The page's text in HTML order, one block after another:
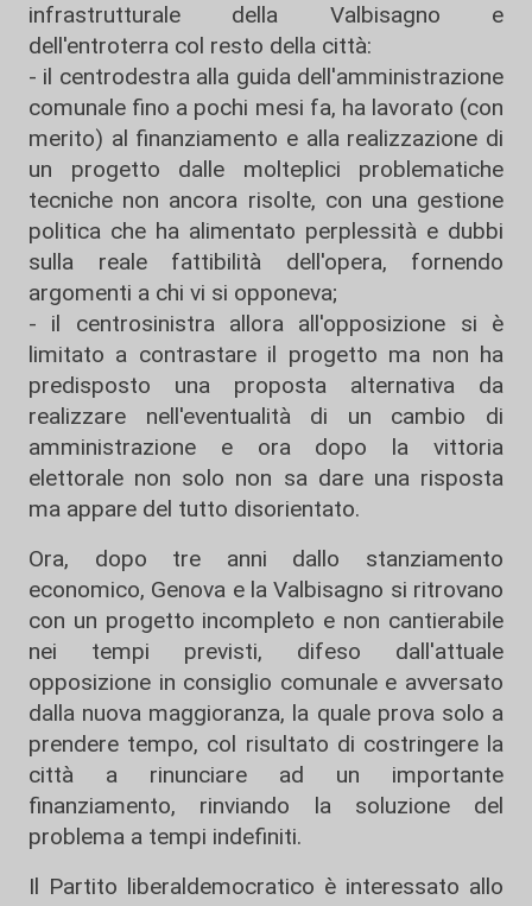
infrastrutturale della Valbisagno e
dell'entroterra col resto della città:
- il centrodestra alla guida dell'amministrazione
comunale fino a pochi mesi fa, ha lavorato (con
merito) al finanziamento e alla realizzazione di
un progetto dalle molteplici problematiche
tecniche non ancora risolte, con una gestione
politica che ha alimentato perplessità e dubbi
sulla reale fattibilità dell'opera, fornendo
argomenti a chi vi si opponeva;
- il centrosinistra allora all'opposizione si è
limitato a contrastare il progetto ma non ha
predisposto una proposta alternativa da
realizzare nell'eventualità di un cambio di
amministrazione e ora dopo la vittoria
elettorale non solo non sa dare una risposta
ma appare del tutto disorientato.
Ora, dopo tre anni dallo stanziamento
economico, Genova e la Valbisagno si ritrovano
con un progetto incompleto e non cantierabile
nei tempi previsti, difeso dall'attuale
opposizione in consiglio comunale e avversato
dalla nuova maggioranza, la quale prova solo a
prendere tempo, col risultato di costringere la
città a rinunciare ad un importante
finanziamento, rinviando la soluzione del
problema a tempi indefiniti.
Il Partito liberaldemocratico è interessato allo